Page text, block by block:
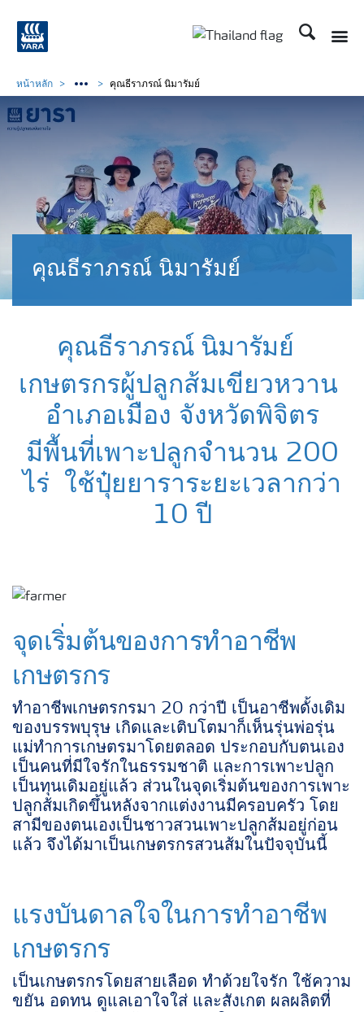
ค้นหา
คุณธีราภรณ์ นิมารัมย์
หน้าหลัก คุณธีราภรณ์ นิมารัมย์
คุณธีราภรณ์ นิมารัมย์
เกษตรกรผู้ปลูกส้มเขียวหวาน
อำเภอเมือง จังหวัดพิจิตร
มีพื้นที่เพาะปลูกจำนวน 200
ไร่ ใช้ปุ๋ยยาราระยะเวลากว่า
10 ปี
จุดเริ่มต้นของการทำอาชีพ
เกษตรกร
ทำอาชีพเกษตรกรมา 20 กว่าปี เป็นอาชีพดั้งเดิม
ของบรรพบุรุษ เกิดและเติบโตมาก็เห็นรุ่นพ่อรุ่น
แม่ทำการเกษตรมาโดยตลอด ประกอบกับตนเอง
เป็นคนที่มีใจรักในธรรมชาติ และการเพาะปลูก
เป็นทุนเดิมอยู่แล้ว ส่วนในจุดเริ่มต้นของการเพาะ
ปลูกส้มเกิดขึ้นหลังจากแต่งงานมีครอบครัว โดย
สามีของตนเองเป็นชาวสวนเพาะปลูกส้มอยู่ก่อน
แล้ว จึงได้มาเป็นเกษตรกรสวนส้มในปัจจุบันนี้
แรงบันดาลใจในการทำอาชีพ
เกษตรกร
เป็นเกษตรกรโดยสายเลือด ทำด้วยใจรัก ใช้ความ
ขยัน อดทน ดูแลเอาใจใส่ และสังเกต ผลผลิตที่